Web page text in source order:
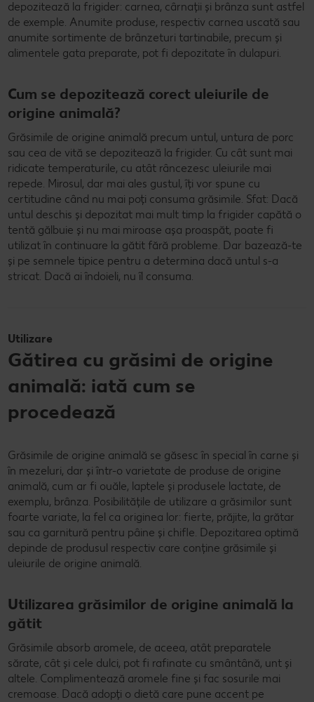
depozitează la frigider: carnea, cârnații și brânza sunt astfel
de exemple. Anumite produse, respectiv carnea uscată sau
anumite sortimente de brânzeturi tartinabile, precum și
alimentele gata preparate, pot fi depozitate în dulapuri.
Cum se depozitează corect uleiurile de
origine animală?
Grăsimile de origine animală precum untul, untura de porc
sau cea de vită se depozitează la frigider. Cu cât sunt mai
ridicate temperaturile, cu atât râncezesc uleiurile mai
repede. Mirosul, dar mai ales gustul, îți vor spune cu
certitudine când nu mai poți consuma grăsimile. Sfat: Dacă
untul deschis și depozitat mai mult timp la frigider capătă o
tentă gălbuie și nu mai miroase așa proaspăt, poate fi
utilizat în continuare la gătit fără probleme. Dar bazează-te
și pe semnele tipice pentru a determina dacă untul s-a
stricat. Dacă ai îndoieli, nu îl consuma.
Utilizare
Gătirea cu grăsimi de origine
animală: iată cum se
procedează
Grăsimile de origine animală se găsesc în special în carne și
în mezeluri, dar și într-o varietate de produse de origine
animală, cum ar fi ouăle, laptele și produsele lactate, de
exemplu, brânza. Posibilitățile de utilizare a grăsimilor sunt
foarte variate, la fel ca originea lor: fierte, prăjite, la grătar
sau ca garnitură pentru pâine și chifle. Depozitarea optimă
depinde de produsul respectiv care conține grăsimile și
uleiurile de origine animală.
Utilizarea grăsimilor de origine animală la
gătit
Grăsimile absorb aromele, de aceea, atât preparatele
sărate, cât și cele dulci, pot fi rafinate cu smântână, unt și
altele. Complimentează aromele fine și fac sosurile mai
cremoase. Dacă adopți o dietă care pune accent pe